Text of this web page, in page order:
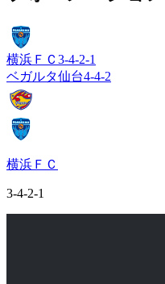
横浜ＦＣ 3-4-2-1
ベガルタ仙台4-4-2
横浜ＦＣ
3-4-2-1